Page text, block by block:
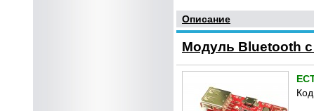
Описание
Модуль Bluetooth